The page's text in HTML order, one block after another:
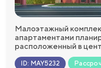
Малоэтажный
апартаментами
расположенный в
ID: MAY5232